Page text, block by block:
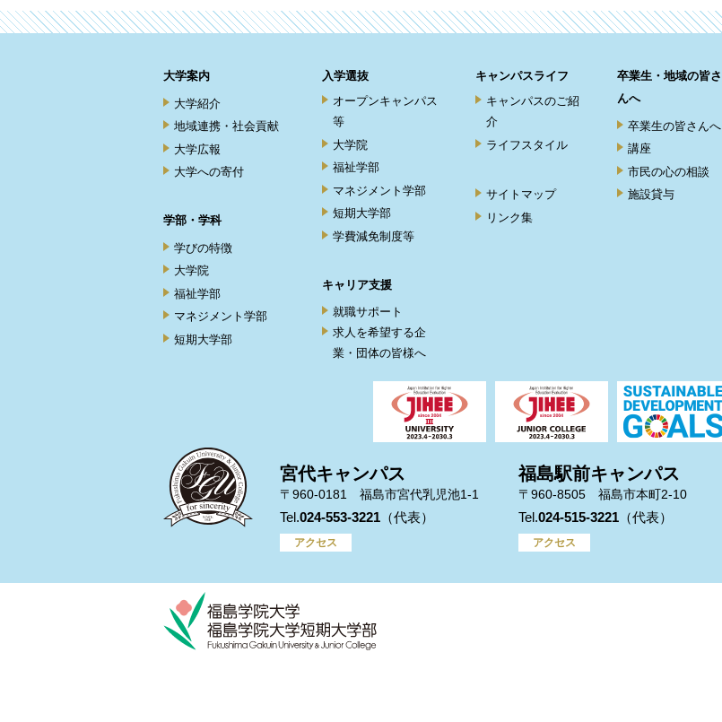
大学案内
大学紹介
地域連携・社会貢献
大学広報
大学への寄付
学部・学科
学びの特徴
大学院
福祉学部
マネジメント学部
短期大学部
入学選抜
オープンキャンパス
等
大学院
福祉学部
マネジメント学部
短期大学部
学費減免制度等
キャリア支援
就職サポート
求人を希望する企
業・団体の皆様へ
キャンパスライフ
キャンパスのご紹
介
ライフスタイル
サイトマップ
リンク集
卒業生・地域の皆さ
んへ
卒業生の皆さんへ
講座
市民の心の相談
施設貸与
宮代キャンパス
〒960-0181 福島市宮代乳児池1-1
024-553-3221
アクセス
福島駅前キャンパス
〒960-8505 福島市本町2-10
024-515-3221
アクセス